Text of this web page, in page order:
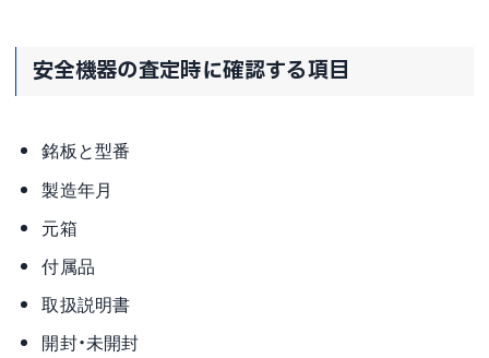
安全機器の査定時に確認する項目
銘板と型番
製造年月
元箱
付属品
取扱説明書
開封・未開封